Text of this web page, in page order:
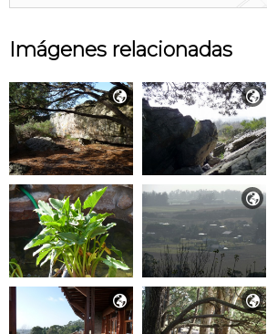
Imágenes relacionadas
 

 